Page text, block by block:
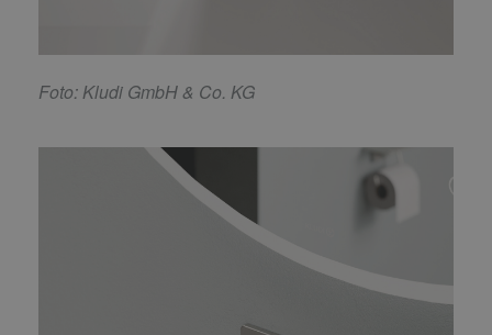
Foto: Kludi GmbH & Co. KG